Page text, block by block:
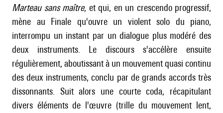
Marteau sans maître, et qui, en un crescendo progressif,
mène au Finale qu'ouvre un violent solo du piano,
interrompu un instant par un dialogue plus modéré des
deux instruments. Le discours s'accélère ensuite
régulièrement, aboutissant à un mouvement quasi continu
des deux instruments, conclu par de grands accords très
dissonnants. Suit alors une courte coda, récapitulant
divers éléments de l'œuvre (trille du mouvement lent,